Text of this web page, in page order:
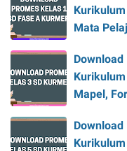
Mata
Download
Mapel,
Download